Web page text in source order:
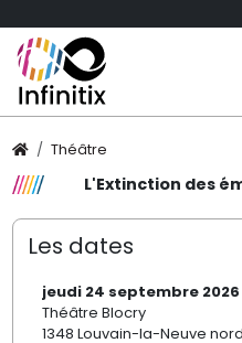
Théâtre
L'Extinction des
Les dates
jeudi 24 septembre 2026
Théâtre Blocry
1348 Louvain-la-Neuve nord